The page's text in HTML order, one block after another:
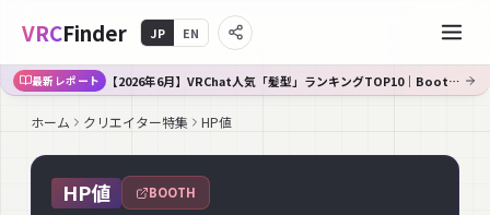
VRCFinder JP EN
最新レポート 【2026年6月】VRChat人気「髪型」ランキングTOP10｜Booth傾向分析
ホーム クリエイター特集 HP値
HP値 BOOTH